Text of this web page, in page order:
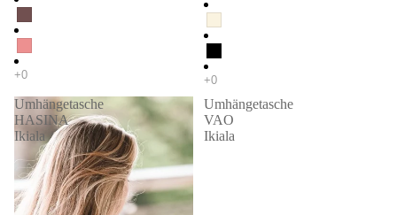
Umhängetasche
HASINA
Ikiala
Umhängetasche
VAO
Ikiala